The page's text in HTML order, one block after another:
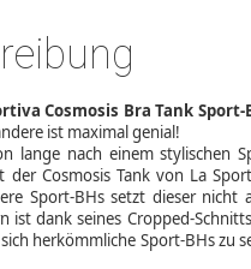
Cosmosis Bra Tank Sport-
ist maximal genial!
lange nach einem stylischen
der Cosmosis Tank von La
Sport-BHs setzt dieser nicht
ist dank seines Cropped-
herkömmliche Sport-BHs zu